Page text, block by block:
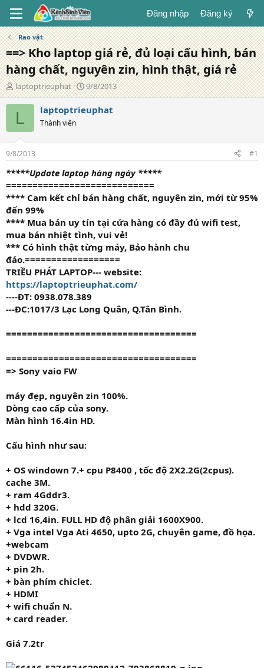
Đăng nhập Đăng ký
Rao vặt
==> Kho laptop giá rẻ, đủ loại cấu hình, bán
hàng chất, nguyên zin, hình thật, giá rẻ
T
á
c
ả
laptoptrieuphat
N
g
à
g
9/8/2013
L laptoptrieuphat
Thành viên
9/8/2013 #1
*****Update laptop hàng ngày *****
============================
**** Cam kết chỉ bán hàng chất, nguyên zin, mới từ 95%
đến 99%
**** Mua bán uy tín tại cửa hàng có đầy đủ wifi test,
mua bán nhiệt tình, vui vẻ!
*** Có hình thật từng máy, Bảo hành chu
đáo.==================
TRIỀU PHÁT LAPTOP--- website:
https://laptoptrieuphat.com/
----ĐT: 0938.078.389
---ĐC:1017/3 Lạc Long Quân, Q.Tân Bình.
====================================
====================================
=> Sony vaio FW
máy đẹp, nguyên zin 100%.
Dòng cao cấp của sony.
Màn hình 16.4in HD.
Cấu hình như sau:
+ OS windown 7.+ cpu P8400 , tốc độ 2X2.2G(2cpus).
cache 3M.
+ ram 4Gddr3.
+ hdd 320G.
+ lcd 16,4in. FULL HD độ phân giải 1600X900.
+ Vga intel Vga Ati 4650, upto 2G, chuyên game, đồ họa.
+webcam
+ DVDWR.
+ pin 2h.
+ bàn phím chiclet.
+ HDMI
+ wifi chuẩn N.
+ card reader.
Giá 7.2tr